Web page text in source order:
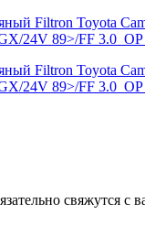
свяжутся с